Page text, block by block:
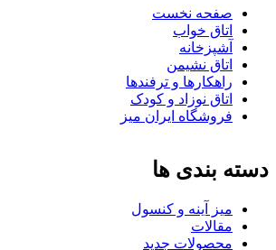
صفحه نخست
اتاق خواب
آشپزخانه
اتاق نشیمن
راهکارها و ترفندها
اتاق نوزاد و کودک
فروشگاه ایران میز
دسته بندی ها
میز آینه و کنسول
مقالات
محصولات جدید